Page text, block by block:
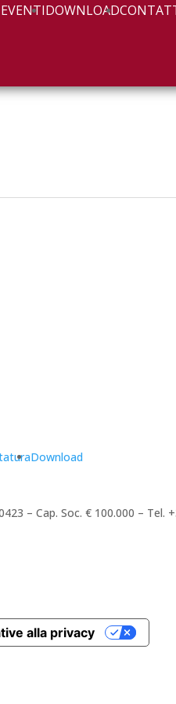
DOWNLOAD
Download
– Cap. Soc. € 100.000 –
alla privacy